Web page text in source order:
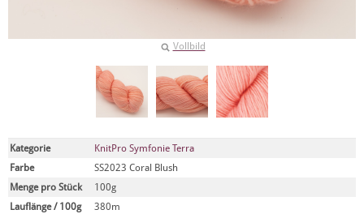
Vollbild
Kategorie
KnitPro Symfonie Terra
Farbe
SS2023 Coral Blush
Menge pro Stück
100g
Lauflänge / 100g
380m